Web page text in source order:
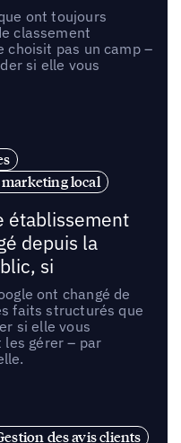
ont toujours
classement
choisit pas un camp –
si elle vous
marketing local
établissement
depuis la
si
ont changé de
faits structurés que
si elle vous
les gérer – par
des avis clients